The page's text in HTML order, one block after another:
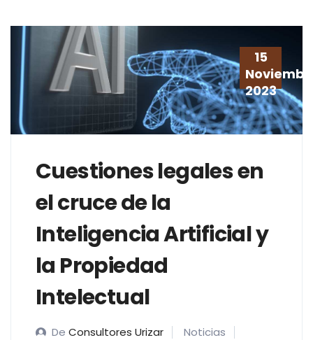
15
2023
Cuestiones legales en
el cruce de la
Inteligencia Artificial y
la Propiedad
Intelectual
De Consultores Urizar Noticias